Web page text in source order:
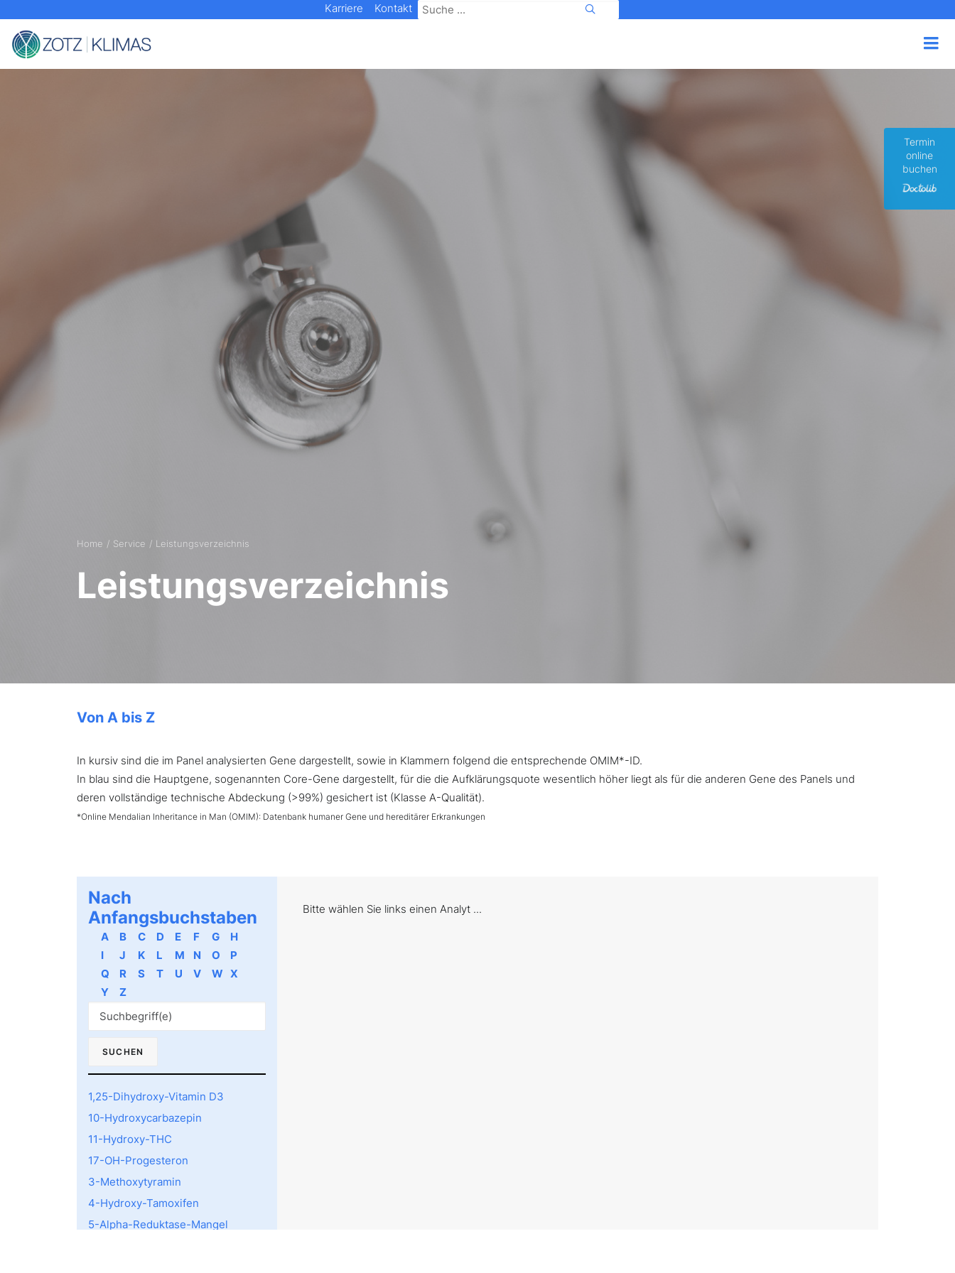
Termin
online
buchen
Karriere Kontakt
Home Service Leistungsverzeichnis
Leistungsverzeichnis
Von A bis Z
In kursiv sind die im Panel analysierten Gene dargestellt, sowie in Klammern folgend die entsprechende OMIM*-ID.
In blau sind die Hauptgene, sogenannten Core-Gene dargestellt, für die die Aufklärungsquote wesentlich höher liegt als für die anderen Gene des Panels und
deren vollständige technische Abdeckung (>99%) gesichert ist (Klasse A-Qualität).
*Online Mendalian Inheritance in Man (OMIM): Datenbank humaner Gene und hereditärer Erkrankungen
Nach
Anfangsbuchstaben
A B C D E F G
H
I
J K L M N O
P
Q
R S T U V W X
Y
Z
1,25-Dihydroxy-Vitamin D3
10-Hydroxycarbazepin
11-Hydroxy-THC
17-OH-Progesteron
3-Methoxytyramin
4-Hydroxy-Tamoxifen
5-Alpha-Reduktase-Mangel
Bitte wählen Sie links einen Analyt ...